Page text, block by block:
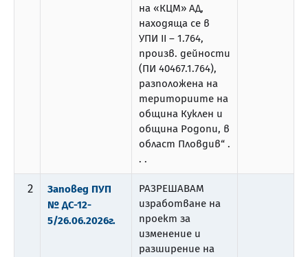
на «КЦМ» АД,
находяща се в
УПИ ІІ – 1.764,
произв. дейности
(ПИ 40467.1.764),
разположена на
териториите на
община Куклен и
община Родопи, в
област Пловдив“ .
. .
2
Заповед ПУП
№ ДС-12-
5/26.06.2026г.
РАЗРЕШАВАМ
изработване на
проект за
изменение и
разширение на